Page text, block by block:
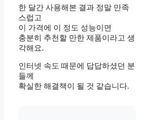
한 달간 사용해본 결과 정말 만족
스럽고
이 가격에 이 정도 성능이면
충분히 추천할 만한 제품이라고 생
각해요.
인터넷 속도 때문에 답답하셨던 분
들께
확실한 해결책이 될 것 같습니다.